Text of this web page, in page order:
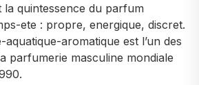
la quintessence du parfum
ete : propre, energique, discret.
aquatique-aromatique est l’un des
parfumerie masculine mondiale